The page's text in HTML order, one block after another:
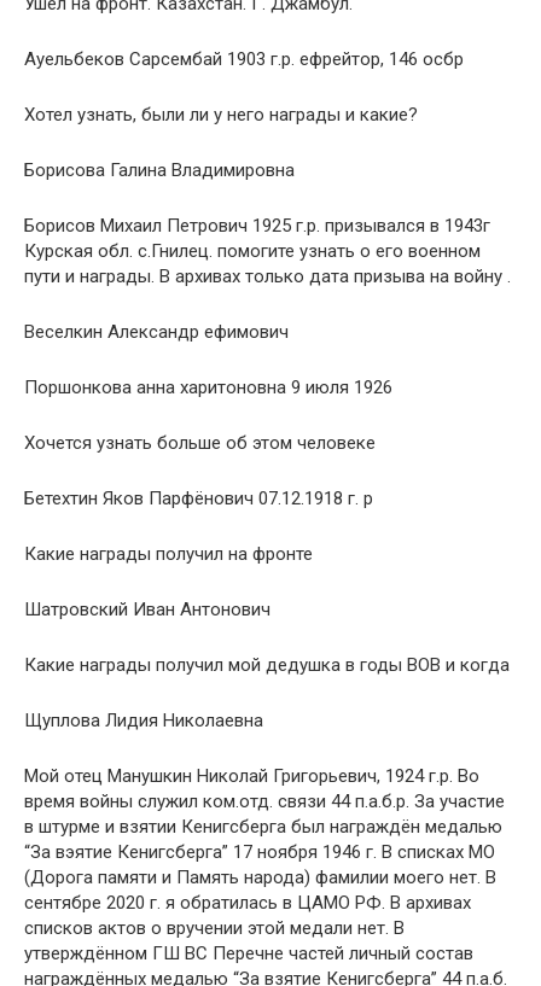
Ауельбеков Сарсембай 1903 г.р. ефрейтор, 146 осбр
Хотел узнать, были ли у него награды и какие?
Борисова Галина Владимировна
Борисов Михаил Петрович 1925 г.р. призывался в 1943г
Курская обл. с.Гнилец. помогите узнать о его военном
пути и награды. В архивах только дата призыва на войну .
Веселкин Александр ефимович
Поршонкова анна харитоновна 9 июля 1926
Хочется узнать больше об этом человеке
Бетехтин Яков Парфёнович 07.12.1918 г. р
Какие награды получил на фронте
Шатровский Иван Антонович
Какие награды получил мой дедушка в годы ВОВ и когда
Щуплова Лидия Николаевна
Мой отец Манушкин Николай Григорьевич, 1924 г.р. Во
время войны служил ком.отд. связи 44 п.а.б.р. За участие
в штурме и взятии Кенигсберга был награждён медалью
“За вэятие Кенигсберга” 17 ноября 1946 г. В списках МО
(Дорога памяти и Память народа) фамилии моего нет. В
сентябре 2020 г. я обратилась в ЦАМО РФ. В архивах
списков актов о вручении этой медали нет. В
утверждённом ГШ ВС Перечне частей личный состав
награждённых медалью “За взятие Кенигсберга” 44 п.а.б.